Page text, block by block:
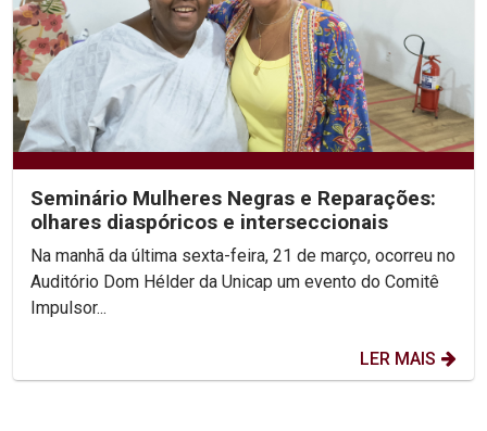
Seminário Mulheres Negras e Reparações:
olhares diaspóricos e interseccionais
Na manhã da última sexta-feira, 21 de março, ocorreu no
Auditório Dom Hélder da Unicap um evento do Comitê
Impulsor...
LER MAIS